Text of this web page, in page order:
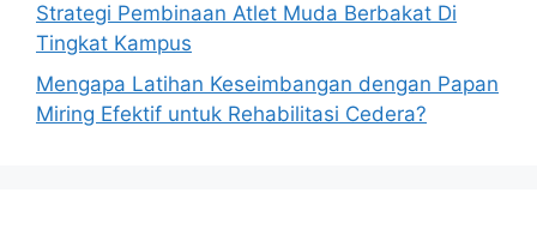
Strategi Pembinaan Atlet Muda Berbakat Di
Tingkat Kampus
Mengapa Latihan Keseimbangan dengan Papan
Miring Efektif untuk Rehabilitasi Cedera?